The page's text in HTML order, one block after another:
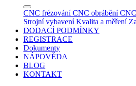
CNC frézování CNC obrábění
Strojní vybavení Kvalita a měření
DODACÍ PODMÍNKY
REGISTRACE
Dokumenty
NÁPOVĚDA
BLOG
KONTAKT